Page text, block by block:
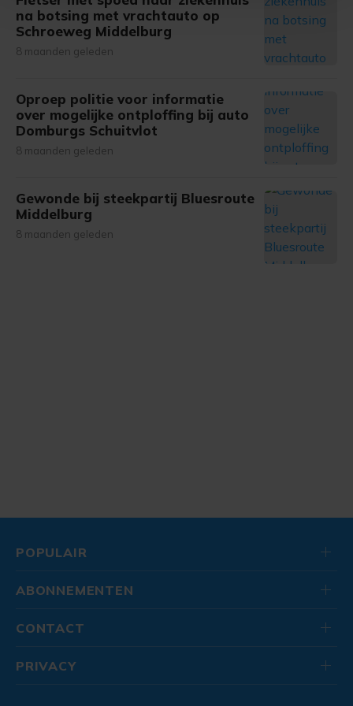
Met cookies werkt onze website beter en wordt jouw
bezoek makkelijker en persoonlijker. Op
onze cookiepagina kun je ons cookiebeleid bekijken en je
na botsing met vrachtauto op
Schroeweg Middelburg
8 maanden geleden
Oproep politie voor informatie
over mogelijke ontploffing bij auto
Domburgs Schuitvlot
8 maanden geleden
Gewonde bij steekpartij Bluesroute
Middelburg
8 maanden geleden
POPULAIR
ABONNEMENTEN
CONTACT
PRIVACY